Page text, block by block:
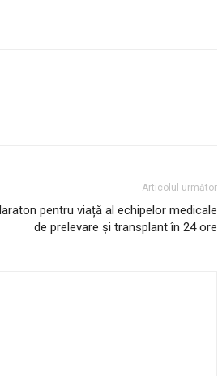
Articolul următor
pentru viață al echipelor medicale
de prelevare și transplant în 24 ore